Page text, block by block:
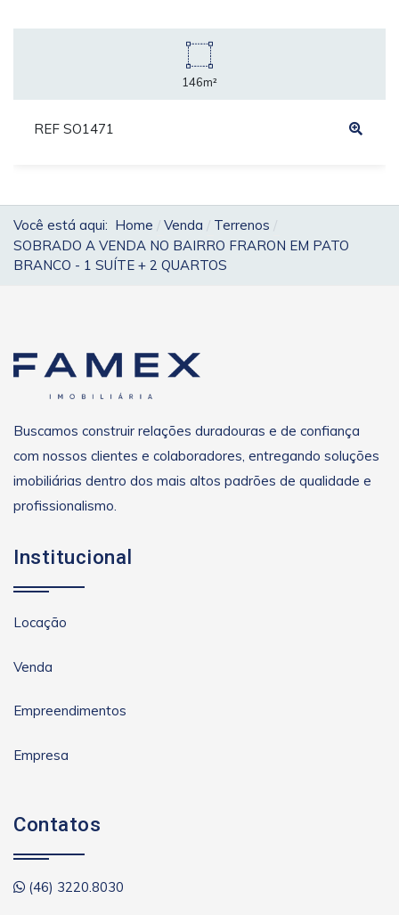
146m²
REF SO1471
Você está aqui: Home Venda
Terrenos
SOBRADO A VENDA NO BAIRRO FRARON EM PATO
BRANCO - 1 SUÍTE + 2 QUARTOS
Buscamos construir relações duradouras e de confiança
com nossos clientes e colaboradores, entregando soluções
imobiliárias dentro dos mais altos padrões de qualidade e
profissionalismo.
Institucional
Locação
Venda
Empreendimentos
Empresa
Contatos
(46) 3220.8030